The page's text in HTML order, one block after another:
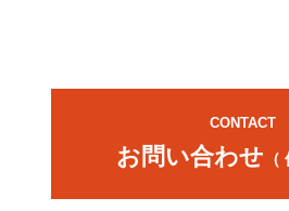
CONTACT
お問い合わせ